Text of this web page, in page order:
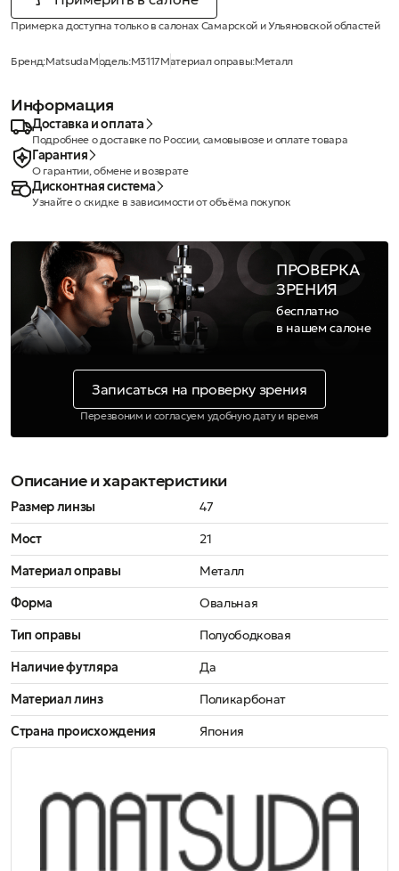
Примерка доступна только в салонах Самарской и Ульяновской областей
Бренд:MatsudaМодель:M3117Материал оправы:Металл
Информация
Доставка и оплата
Подробнее о доставке по России, самовывозе и оплате товара
Гарантия
О гарантии, обмене и возврате
Дисконтная система
Узнайте о скидке в зависимости от объёма покупок
ПРОВЕРКА
ЗРЕНИЯ
бесплатно
в нашем салоне
Записаться на проверку зрения
Перезвоним и согласуем удобную дату и время
Описание и характеристики
Размер линзы
47
Мост
21
Материал оправы
Металл
Форма
Овальная
Тип оправы
Полуободковая
Наличие футляра
Да
Материал линз
Поликарбонат
Страна происхождения
Япония